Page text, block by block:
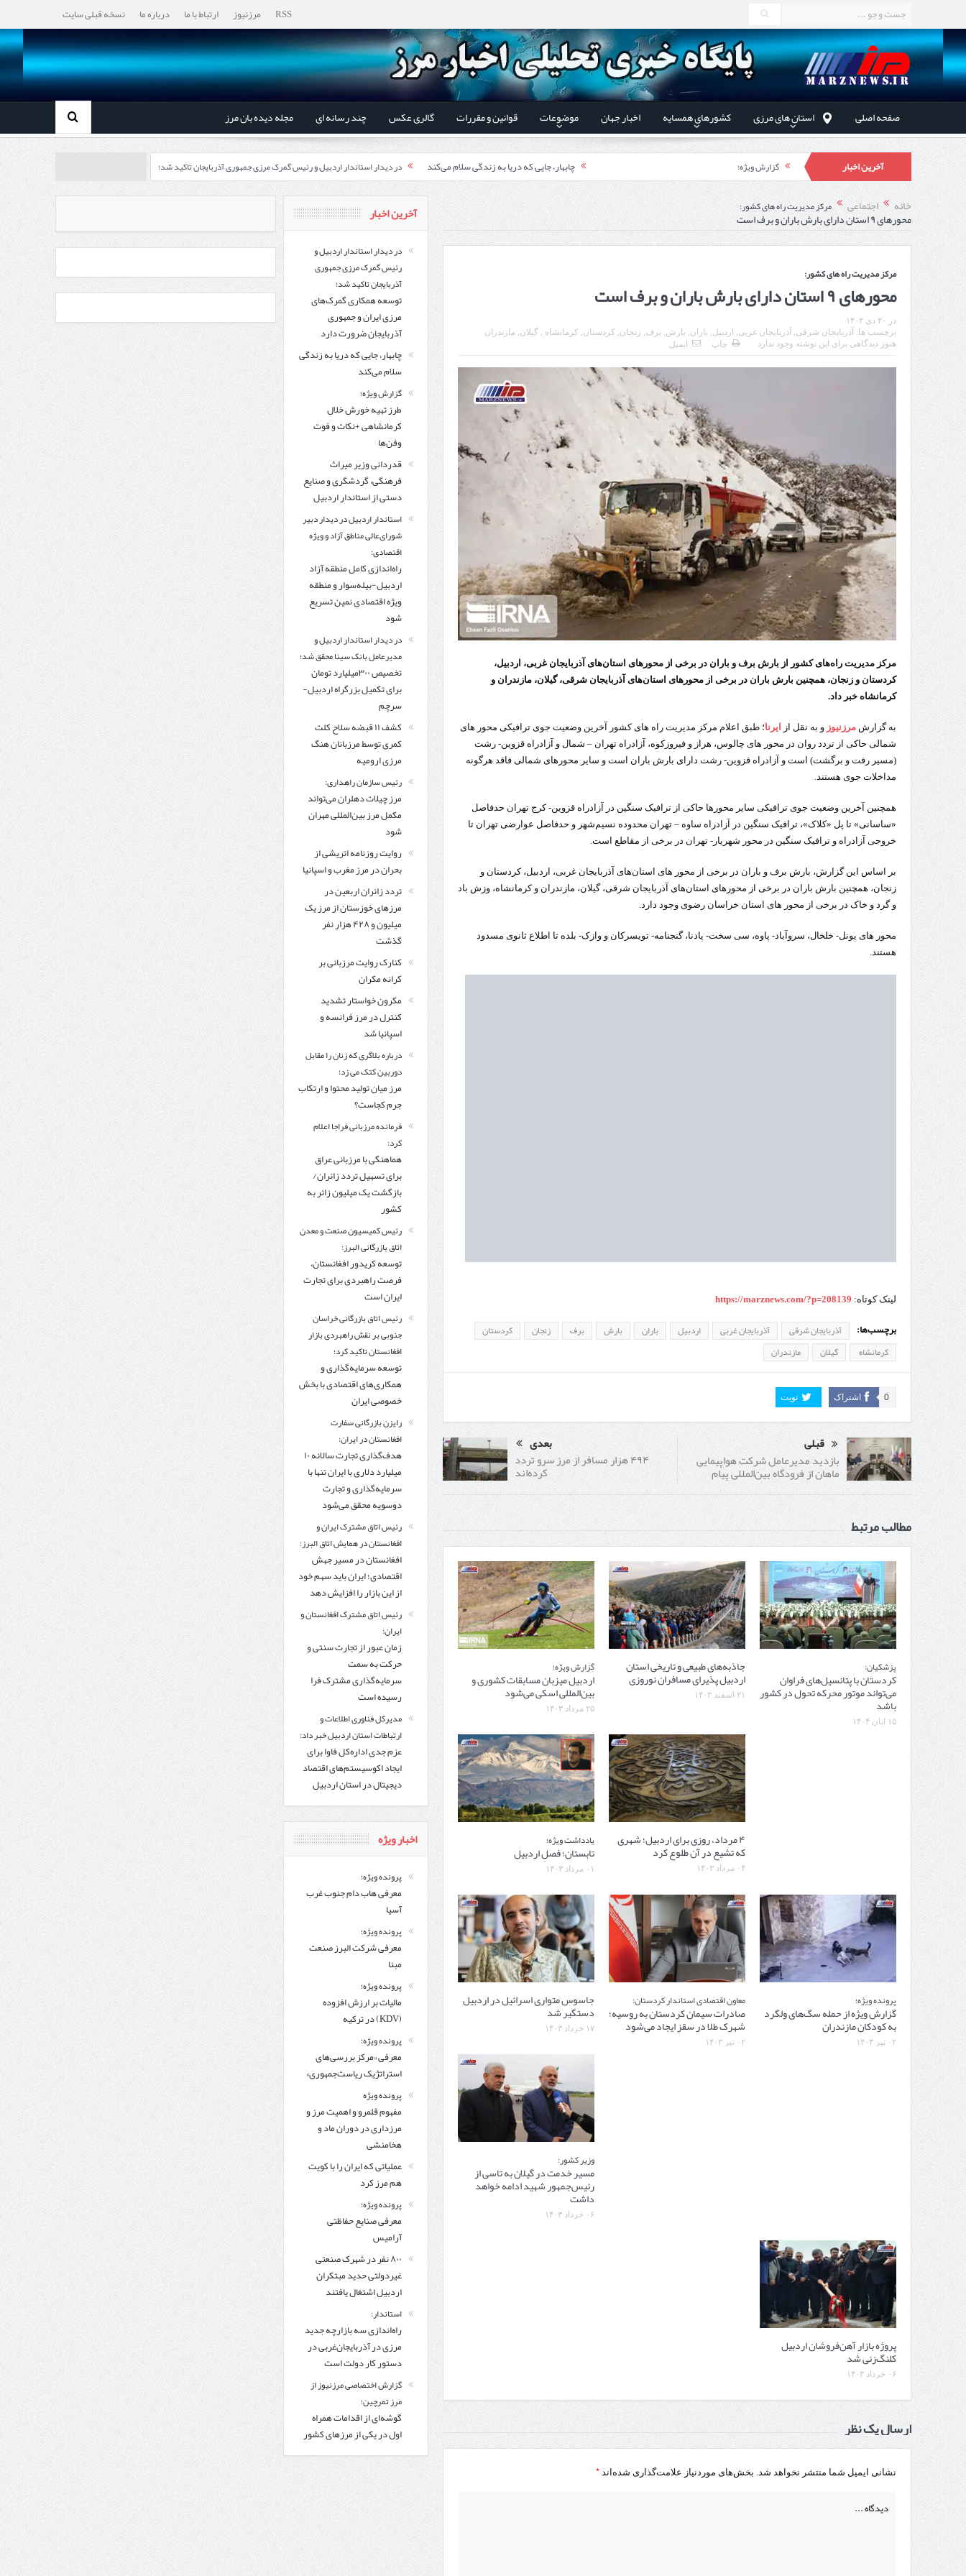
RSS مرزنیوز ارتباط با ما درباره ما نسخه قبلی سایت
صفحه اصلی استان های مرزی کشورهای همسایه اخبار جهان موضوعات قوانین و مقررات گالری عکس چند رسانه ای مجله دیده بان مرز
آخرین اخبار در دیدار استاندار اردبیل و رئیس گمرک مرزی جمهوری آذربایجان تاکید شد؛
توسعه همکاری گمرک‌های مرزی ایران و جمهوری آذربایجان ضرورت دارد
چابهار، جایی که دریا به زندگی سلام می‌کند گزارش ویژه؛
طرز تهیه خورش خلال کرمانشاهی +نکات و فوت وفن‌ها
قدردانی وزیر میراث فرهنگی، گردشگری و صنایع دستی از استاندار اردبیل
استاندار اردبیل در دیدار دبیر شورای‌عالی مناطق آزاد و ویژه اقتصادی:
راه‌اندازی کامل منطقه آزاد اردبیل-بیله‌سوار و منطقه ویژه اقتصادی نمین تسریع شود
در دیدار استاندار اردبیل و مدیرعامل بانک سینا محقق شد؛
تخصیص ۳۰۰میلیارد تومان برای تکمیل بزرگراه اردبیل-سرچم
مرز چیلات دهلران می‌تواند مکمل مرز بین‌المللی مهران شود
روایت روزنامه اتریشی از بحران در مرز مغرب و اسپانیا
خانه اجتماعی مرکز مدیریت راه های کشور:
محورهای ۹ استان دارای بارش باران و برف است
مرکز مدیریت راه های کشور:
محورهای ۹ استان دارای بارش باران و برف است
در
۲۰ دی ۱۴۰۲
برچسب ها: آذربایجان شرقی, آذربایجان غربی, اردبیل, باران, بارش, برف, زنجان,کردستان,کرمانشاه ‌ ,گیلان,مازندران
هنوز دیدگاهی برای این نوشته وجود ندارد
چاپ ایمیل
مرکز مدیریت راه‌های کشور از بارش برف و باران در برخی از محورهای استان‌های آذربایجان غربی، اردبیل،
کردستان و زنجان، همچنین بارش باران در برخی از محورهای استان‌های آذربایجان شرقی، گیلان، مازندران و
کرمانشاه خبر داد.
به گزارشمرزنیوز و به نقل از ایرنا؛ طبق اعلام مرکز مدیریت راه های کشور آخرین وضعیت جوی ترافیکی محور های
شمالی حاکی از تردد روان در محور های چالوس، هراز و فیروزکوه، آزادراه تهران – شمال و آزادراه قزوین- رشت
(مسیر رفت و برگشت) است و آزادراه قزوین- رشت دارای بارش باران است و سایر محورهای شمالی فاقد هرگونه
مداخلات جوی هستند.
همچنین آخرین وضعیت جوی ترافیکی سایر محورها حاکی از ترافیک سنگین در آزادراه قزوین- کرج تهران حدفاصل
«ساسانی» تا پل «کلاک»، ترافیک سنگین در آزادراه ساوه – تهران محدوده نسیم‌شهر و حدفاصل عوارضی تهران تا
خروجی آزادراه و ترافیک سنگین در محور شهریار- تهران در برخی از مقاطع است.
بر اساس این گزارش، بارش برف و باران در برخی از محور های استان‌های آذربایجان غربی، اردبیل، کردستان و
زنجان، همچنین بارش باران در برخی از محورهای استان‌های آذربایجان شرقی، گیلان، مازندران و کرمانشاه، وزش باد
و گرد و خاک در برخی از محور های استان خراسان رضوی وجود دارد.
محور های پونل- خلخال، سروآباد- پاوه، سی سخت- پادنا، گنجنامه- تویسرکان و وازک- بلده تا اطلاع ثانوی مسدود
هستند.
لینک کوتاه: https://marznews.com/?p=208139
برچسب‌ها: آذربایجان شرقی آذربایجان غربی اردبیل باران بارش برف زنجان
کردستان
کرمانشاه ‌
گیلان مازندران
اشتراک 0 تویت
قبلی
بازدید مدیرعامل شركت هواپیمایی
ماهان از فرودگاه بین‌المللی پیام
بعدی
۴۹۴ هزار مسافر از مرز سرو تردد
کرده‌اند
مطالب مرتبط
پزشکیان:
کردستان با پتانسیل‌های فراوان
می‌تواند موتور محرکه تحول در کشور
باشد
۱۵ آبان ۱۴۰۴
جاذبه‌های طبیعی و تاریخی استان
اردبیل پذیرای مسافران نوروزی
۲۱ اسفند ۱۴۰۳
گزارش ویژه؛
اردبیل میزبان مسابقات کشوری و
بین‌المللی اسکی می‌شود
۲۵ مرداد ۱۴۰۳
۴ مرداد، روزی برای اردبیل؛ شهری
که تشیع در آن طلوع کرد
۰۴ مرداد ۱۴۰۳
یادداشت ویژه؛
تابستان؛ فصلِ اردبیل
۰۱ مرداد ۱۴۰۳
پرونده ویژه؛
گزارش ویژه از حمله سگ‌های ولگرد
به کودکان مازندران
۰۲ تیر ۱۴۰۳
معاون اقتصادی استاندار کردستان:
صادرات سیمان کردستان به روسیه؛
شهرک طلا در سقز ایجاد می‌شود
۰۲ تیر ۱۴۰۳
جاسوس متواری اسرائیل در اردبیل
دستگیر شد
۱۷ خرداد ۱۴۰۳
وزیر کشور:
مسیر خدمت در گیلان به تاسی از
رئیس‌جمهور شهید ادامه خواهد
داشت
۰۶ خرداد ۱۴۰۳
پروژه بازار آهن‌فروشان اردبیل
کلنگ‌زنی شد
۰۶ خرداد ۱۴۰۳
ارسال یک نظر
نشانی ایمیل شما منتشر نخواهد شد. بخش‌های موردنیاز علامت‌گذاری شده‌اند*
آخرین اخبار
در دیدار استاندار اردبیل و
رئیس گمرک مرزی جمهوری
آذربایجان تاکید شد؛
توسعه همکاری گمرک‌های
مرزی ایران و جمهوری
آذربایجان ضرورت دارد
چابهار، جایی که دریا به زندگی
سلام می‌کند
گزارش ویژه؛
طرز تهیه خورش خلال
کرمانشاهی +نکات و فوت
وفن‌ها
قدردانی وزیر میراث
فرهنگی، گردشگری و صنایع
دستی از استاندار اردبیل
استاندار اردبیل در دیدار دبیر
شورای‌عالی مناطق آزاد و ویژه
اقتصادی:
راه‌اندازی کامل منطقه آزاد
اردبیل-بیله‌سوار و منطقه
ویژه اقتصادی نمین تسریع
شود
در دیدار استاندار اردبیل و
مدیرعامل بانک سینا محقق شد؛
تخصیص ۳۰۰میلیارد تومان
برای تکمیل بزرگراه اردبیل-
سرچم
کشف ۱۱ قبضه سلاح کلت
کمری توسط مرزبانان هنگ
مرزی ارومیه
رئیس سازمان راهداری:
مرز چیلات دهلران می‌تواند
مکمل مرز بین‌المللی مهران
شود
روایت روزنامه اتریشی از
بحران در مرز مغرب و اسپانیا
تردد زائران اربعین در
مرزهای خوزستان از مرز یک
میلیون و ۴۲۸ هزار نفر
گذشت
کنارک روایت مرزبانی بر
کرانه مکران
مکرون خواستار تشدید
کنترل‌ در مرز فرانسه و
اسپانیا شد
درباره بلاگری که زنان را مقابل
دوربین کتک می زد؛
مرز میان تولید محتوا و ارتکاب
جرم کجاست؟
فرمانده مرزبانی فراجا اعلام
کرد:
هماهنگی با مرزبانی عراق
برای تسهیل تردد زائران/
بازگشت یک میلیون زائر به
کشور
رئیس کمیسیون صنعت و معدن
اتاق بازرگانی البرز:
توسعه کریدور افغانستان،
فرصت راهبردی برای تجارت
ایران است
رئیس اتاق بازرگانی خراسان
جنوبی بر نقش راهبردی بازار
افغانستان تاکید کرد؛
توسعه سرمایه‌گذاری و
همکاری‌های اقتصادی با بخش
خصوصی ایران
رایزن بازرگانی سفارت
افغانستان در ایران:
هدف‌گذاری تجارت سالانه ۱۰
میلیارد دلاری با ایران تنها با
سرمایه‌گذاری و تجارت
دوسویه محقق می‌شود
رئیس اتاق مشترک ایران و
افغانستان در همایش اتاق البرز:
افغانستان در مسیر جهش
اقتصادی؛ ایران باید سهم خود
از این بازار را افزایش دهد
رئیس اتاق مشترک افغانستان و
ایران:
زمان عبور از تجارت سنتی و
حرکت به سمت
سرمایه‌گذاری مشترک فرا
رسیده است
مدیرکل فناوری اطلاعات و
ارتباطات استان اردبیل خبر داد:
عزم جدی اداره‌کل فاوا برای
ایجاد اکوسیستم‌های اقتصاد
دیجیتال در استان اردبیل
اخبار ویژه
پرونده ویژه؛
معرفی هاب دام جنوب غرب
آسیا
پرونده ویژه؛
معرفی شركت البرز صنعت
مبنا
پرونده ویژه؛
مالیات بر ارزش افزوده
(KDV) در ترکیه
پرونده ویژه؛
معرفی «مرکز بررسی‌های
استراتژیک ریاست‌جمهوری»
پرونده ویژه
مفهوم قلمرو و اهمیت مرز و
مرزداری در دوران ماد و
هخامنشی
عملیاتی که ایران را با کویت
هم مرز کرد
پرونده ویژه؛
معرفی صنایع حفاظتی
آرامیس
۸۰۰ نفر در شهرک صنعتی
غیردولتی حدید مبتکران
اردبیل اشتغال یافتند
استاندار:
راه‌اندازی سه بازارچه جدید
مرزی در آذربایجان‌غربی در
دستور کار دولت است
گزارش اختصاصی مرزنیوز از
مرز تمرچین؛
گوشه‌ای از اقدامات همراه
اول در یکی از مرزهای کشور